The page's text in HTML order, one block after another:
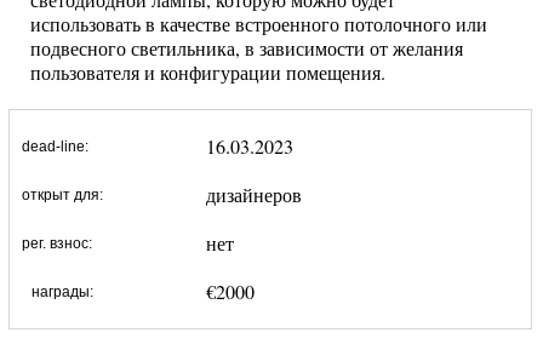
использовать в качестве встроенного потолочного или
подвесного светильника, в зависимости от желания
пользователя и конфигурации помещения.
dead-line: 16.03.2023
открыт для: дизайнеров
рег. взнос: нет
награды: €2000